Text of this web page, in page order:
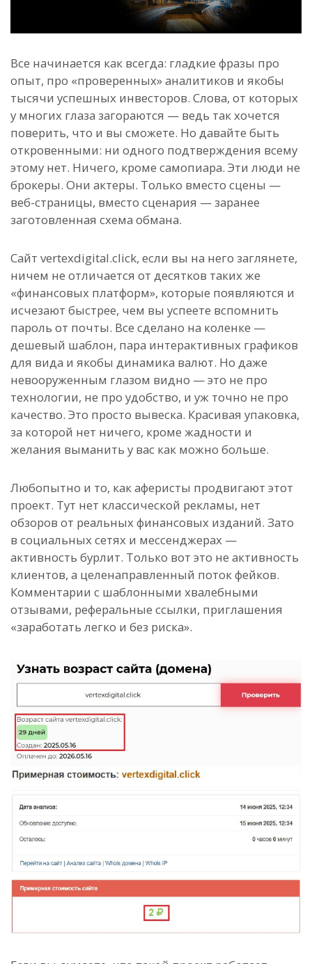
Все начинается как всегда: гладкие фразы про
опыт, про «проверенных» аналитиков и якобы
тысячи успешных инвесторов. Слова, от которых
у многих глаза загораются — ведь так хочется
поверить, что и вы сможете. Но давайте быть
откровенными: ни одного подтверждения всему
этому нет. Ничего, кроме самопиара. Эти люди не
брокеры. Они актеры. Только вместо сцены —
веб-страницы, вместо сценария — заранее
заготовленная схема обмана.
Сайт vertexdigital.click, если вы на него заглянете,
ничем не отличается от десятков таких же
«финансовых платформ», которые появляются и
исчезают быстрее, чем вы успеете вспомнить
пароль от почты. Все сделано на коленке —
дешевый шаблон, пара интерактивных графиков
для вида и якобы динамика валют. Но даже
невооруженным глазом видно — это не про
технологии, не про удобство, и уж точно не про
качество. Это просто вывеска. Красивая упаковка,
за которой нет ничего, кроме жадности и
желания выманить у вас как можно больше.
Любопытно и то, как аферисты продвигают этот
проект. Тут нет классической рекламы, нет
обзоров от реальных финансовых изданий. Зато
в социальных сетях и мессенджерах —
активность бурлит. Только вот это не активность
клиентов, а целенаправленный поток фейков.
Комментарии с шаблонными хвалебными
отзывами, реферальные ссылки, приглашения
«заработать легко и без риска».